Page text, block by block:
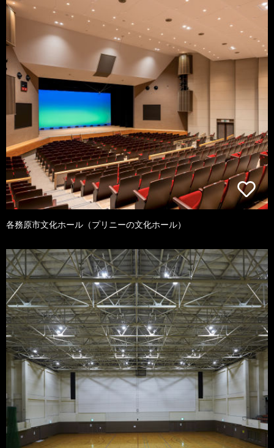
各務原市文化ホール（プリニーの文化ホール）